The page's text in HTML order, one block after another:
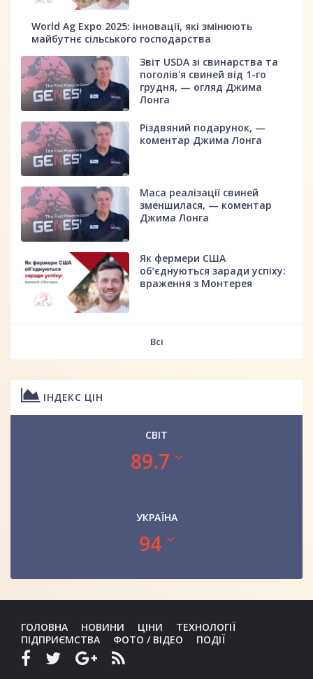
World Ag Expo 2025: інновації, які змінюють
майбутнє сільського господарства
Звіт USDA зі свинарства та
поголів'я свиней від 1-го
грудня, — огляд Джима
Лонга
Різдвяний подарунок, —
коментар Джима Лонга
Маса реалізації свиней
зменшилася, — коментар
Джима Лонга
Як фермери США
об’єднуються заради успіху:
враження з Монтерея
Всі
ІНДЕКС ЦІН
СВІТ
89.7
УКРАЇНА
94
ГОЛОВНА НОВИНИ ЦІНИ
ТЕХНОЛОГІЇ
ПІДПРИЄМСТВА
ФОТО / ВІДЕО ПОДІЇ